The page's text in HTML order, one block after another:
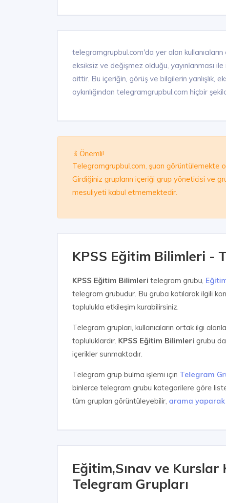
telegramgrupbul.com'da yer alan
eksiksiz ve değişmez olduğu, yayınlanması
aittir. Bu içeriğin, görüş ve bilgilerin yanlışlık,
aykırılığından telegramgrupbul.com hiçbir
Önemli!
Telegramgrupbul.com, şuan görüntülemekte
Girdiğiniz grupların içeriği grup yöneticisi ve
mesuliyeti kabul etmemektedir.
KPSS Eğitim Bilimleri -
KPSS Eğitim Bilimleri telegram grubu,
telegram grubudur. Bu gruba katılarak ilgili
toplulukla etkileşim kurabilirsiniz.
Telegram grupları, kullanıcıların ortak ilgi
topluluklardır. KPSS Eğitim Bilimleri grubu
içerikler sunmaktadır.
Telegram grup bulma işlemi için Telegram
binlerce telegram grubu kategorilere göre
tüm grupları görüntüleyebilir, arama yaparak
Eğitim,Sınav ve
Telegram Grupları